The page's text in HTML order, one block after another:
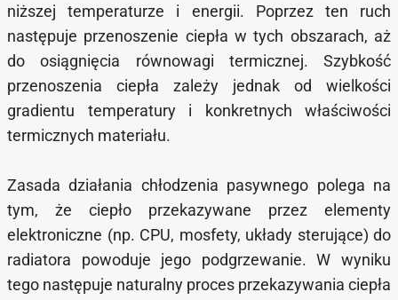
niższej temperaturze i energii. Poprzez ten ruch
następuje przenoszenie ciepła w tych obszarach, aż
do osiągnięcia równowagi termicznej. Szybkość
przenoszenia ciepła zależy jednak od wielkości
gradientu temperatury i konkretnych właściwości
termicznych materiału.
Zasada działania chłodzenia pasywnego polega na
tym, że ciepło przekazywane przez elementy
elektroniczne (np. CPU, mosfety, układy sterujące) do
radiatora powoduje jego podgrzewanie. W wyniku
tego następuje naturalny proces przekazywania ciepła